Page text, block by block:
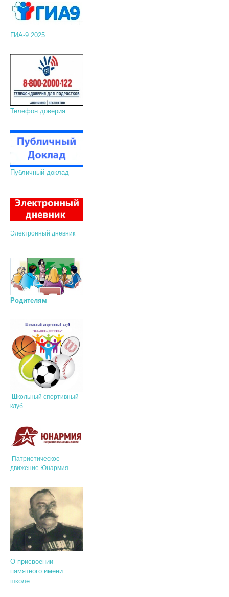
ГИА-9 2025
Телефон доверия
Публичный доклад
Электронный дневник
Родителям
Школьный спортивный
клуб
Патриотическое
движение Юнармия
О присвоении
памятного имени
школе